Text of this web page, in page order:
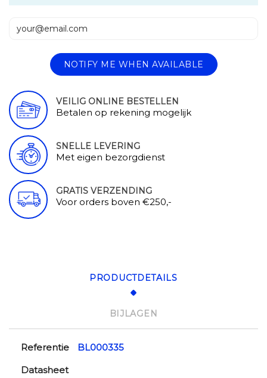
NOTIFY ME WHEN AVAILABLE
VEILIG ONLINE BESTELLEN
Betalen op rekening mogelijk
SNELLE LEVERING
Met eigen bezorgdienst
GRATIS VERZENDING
Voor orders boven €250,-
PRODUCTDETAILS
BIJLAGEN
Referentie
BL000335
Datasheet